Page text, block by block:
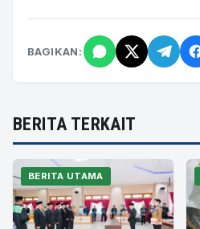
BAGIKAN:
BERITA TERKAIT
BERITA UTAMA